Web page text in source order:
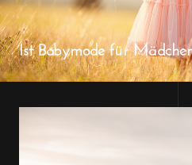
Ist Babymode für